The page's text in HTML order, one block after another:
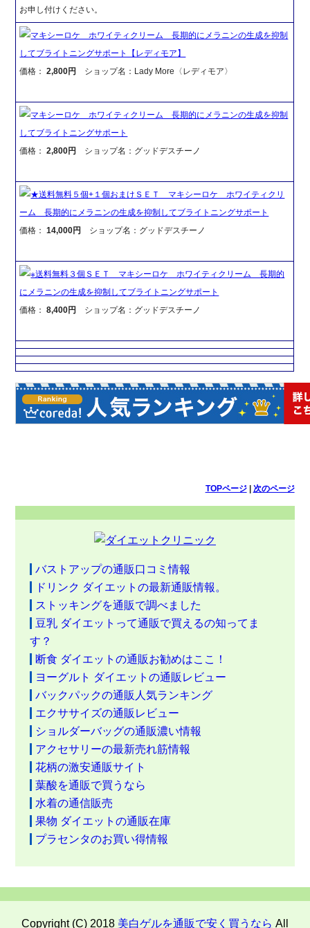
お申し付けください。
マキシーロケ ホワイティクリーム 長期的にメラニンの生成を抑制
してブライトニングサポート【レディモア】
価格：2,800円 ショップ名：Lady More〈レディモア〉
マキシーロケ ホワイティクリーム 長期的にメラニンの生成を抑制
してブライトニングサポート
価格：2,800円 ショップ名：グッドデスチーノ
★送料無料５個+１個おまけＳＥＴ マキシーロケ ホワイティクリ
ーム 長期的にメラニンの生成を抑制してブライトニングサポート
価格：14,000円 ショップ名：グッドデスチーノ
※送料無料３個ＳＥＴ マキシーロケ ホワイティクリーム 長期的
にメラニンの生成を抑制してブライトニングサポート
価格：8,400円 ショップ名：グッドデスチーノ
TOPページ| 次のページ
バストアップの通販口コミ情報
ドリンク ダイエットの最新通販情報。
ストッキングを通販で調べました
豆乳 ダイエットって通販で買えるの知ってま
す？
断食 ダイエットの通販お勧めはここ！
ヨーグルト ダイエットの通販レビュー
バックパックの通販人気ランキング
エクササイズの通販レビュー
ショルダーバッグの通販濃い情報
アクセサリーの最新売れ筋情報
花柄の激安通販サイト
葉酸を通販で買うなら
水着の通信販売
果物 ダイエットの通販在庫
プラセンタのお買い得情報
Copyright (C) 2018 美白ゲルを通販で安く買うなら All